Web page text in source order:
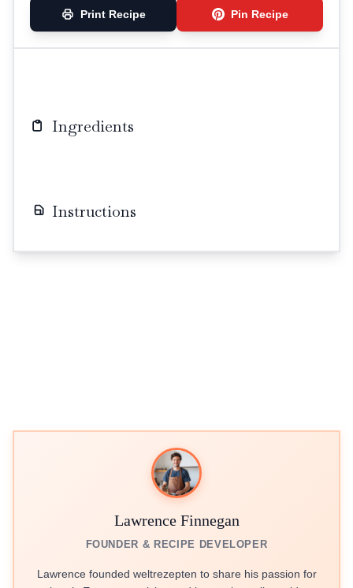
Print Recipe Pin Recipe
Ingredients
Instructions
Lawrence Finnegan
FOUNDER & RECIPE DEVELOPER
Lawrence founded weltrezepten to share his passion for